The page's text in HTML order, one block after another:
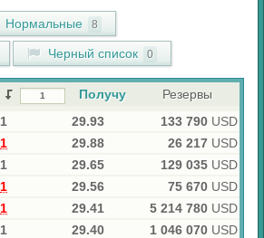
Нормальные 8
Черный список 0
Получу
Резервы
1 29.93 133 790 USD
1 29.88 26 217 USD
1 29.65 129 035 USD
1 29.56 75 670 USD
1 29.41 5 214 780 USD
1 29.40 1 046 070 USD